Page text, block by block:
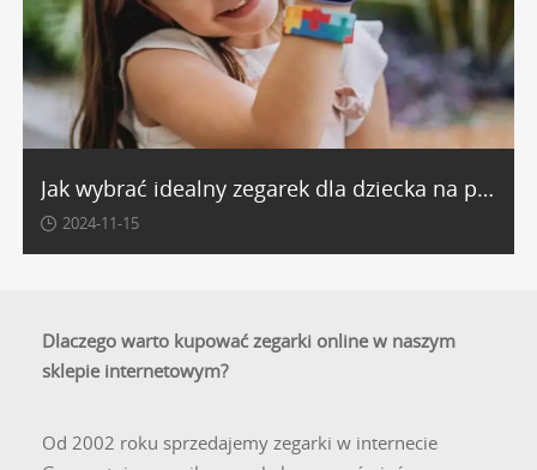
Jak wybrać idealny zegarek dla dziecka na prezent?
2024-11-15
Dlaczego warto kupować zegarki online w naszym
sklepie internetowym?
Od 2002 roku sprzedajemy zegarki w internecie